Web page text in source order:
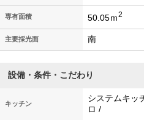
専有面積 50.05ｍ2
主要採光面 南
設備・条件・こだわり
キッチン
システムキッ
ロ /